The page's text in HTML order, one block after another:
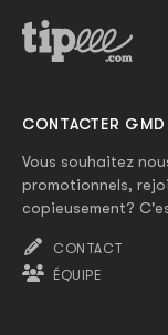
CONTACTER GMD
Vous souhaitez
promotionnels,
copieusement?
CONTACT
ÉQUIPE